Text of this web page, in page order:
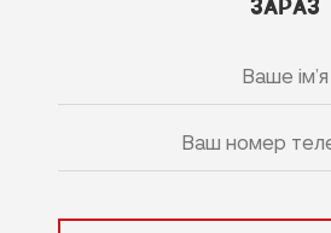
ЗАРАЗ